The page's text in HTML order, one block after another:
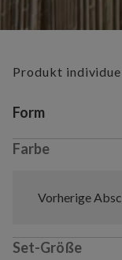
Produkt
Variant
Form
Farbe
Vorherige
Set-Größe